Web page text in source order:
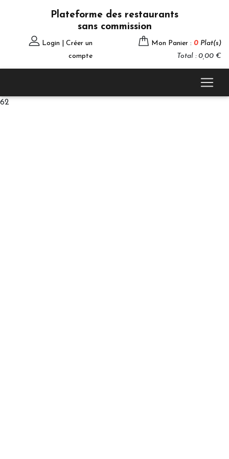
Plateforme des restaurants
sans commission
Login | Créer un
compte
Mon Panier : 0 Plat(s)
Total : 0,00 €
62